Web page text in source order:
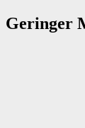
Geringer